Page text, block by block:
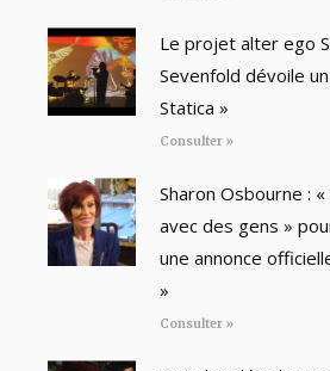
Le projet alter ego
Sevenfold dévoile
Statica »
Consulter »
Sharon Osbourne :
avec des gens »
une annonce
»
Consulter »